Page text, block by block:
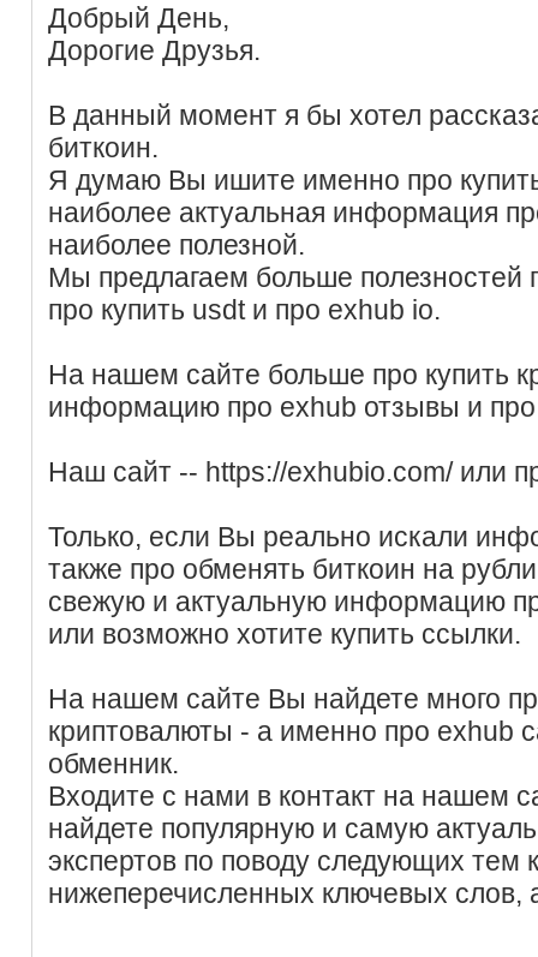
Добрый День,
Дорогие Друзья.
В данный момент я бы хотел
биткоин.
Я думаю Вы ишите именно про
наиболее актуальная информация
наиболее полезной.
Мы предлагаем больше полезностей
про купить usdt и про exhub io.
На нашем сайте больше про купить
информацию про exhub отзывы и про
Наш сайт -- https://exhubio.com/ или
Только, если Вы реально искали
также про обменять биткоин на
свежую и актуальную информацию
или возможно хотите купить ссылки.
На нашем сайте Вы найдете много
криптовалюты - а именно про exhub
обменник.
Входите с нами в контакт на нашем
найдете популярную и самую
экспертов по поводу следующих тем
нижеперечисленных ключевых слов,